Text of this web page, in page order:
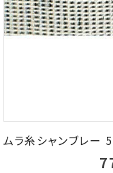
ムラ糸シャンブレー